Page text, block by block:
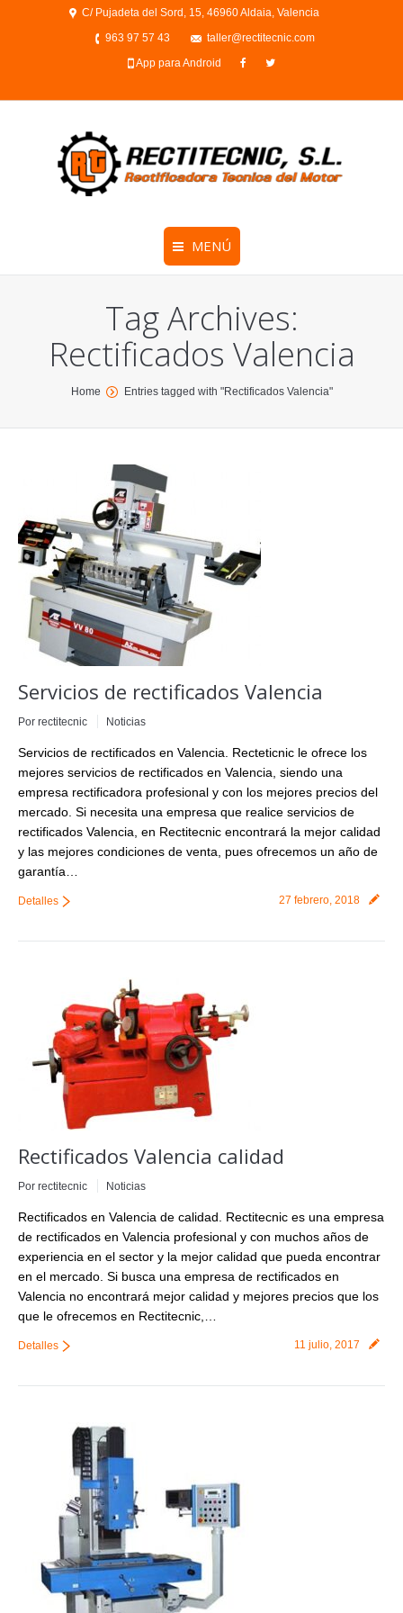
C/ Pujadeta del Sord, 15, 46960 Aldaia, Valencia
963 97 57 43
taller@rectitecnic.com
App para Android
MENÚ
Tag Archives:
Rectificados Valencia
You are here:
Home Entries tagged with "Rectificados Valencia"
Servicios de rectificados Valencia
Por rectitecnic Noticias
Servicios de rectificados en Valencia. Recteticnic le ofrece los
mejores servicios de rectificados en Valencia, siendo una
empresa rectificadora profesional y con los mejores precios del
mercado. Si necesita una empresa que realice servicios de
rectificados Valencia, en Rectitecnic encontrará la mejor calidad
y las mejores condiciones de venta, pues ofrecemos un año de
garantía…
27 febrero, 2018
Detalles
Rectificados Valencia calidad
Por rectitecnic Noticias
Rectificados en Valencia de calidad. Rectitecnic es una empresa
de rectificados en Valencia profesional y con muchos años de
experiencia en el sector y la mejor calidad que pueda encontrar
en el mercado. Si busca una empresa de rectificados en
Valencia no encontrará mejor calidad y mejores precios que los
que le ofrecemos en Rectitecnic,…
11 julio, 2017
Detalles